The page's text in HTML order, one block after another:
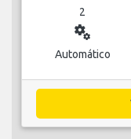
2
miscellaneous_services
Automático